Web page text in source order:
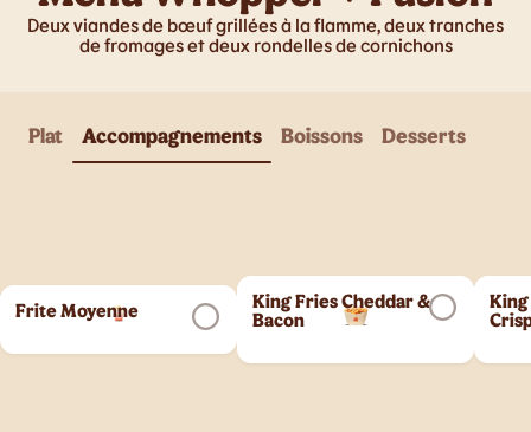
Deux viandes de bœuf grillées à la flamme, deux tranches
de fromages et deux rondelles de cornichons
Plat Accompagnements Boissons Desserts
Frite Moyenne
King Fries Cheddar &
Bacon
King